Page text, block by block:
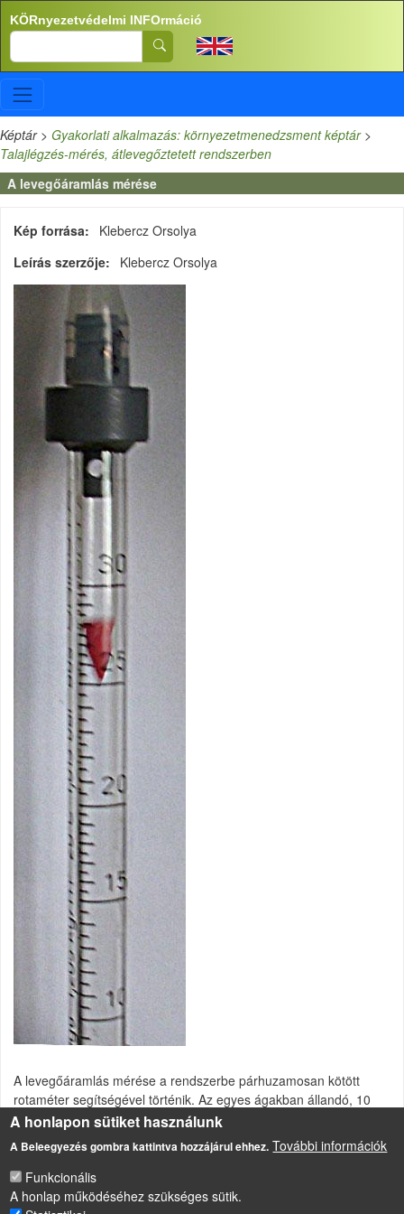
Ugrás a tartalomra
KÖRnyezetvédelmi INFOrmáció
Search
Képtár> Gyakorlati alkalmazás: környezetmenedzsment képtár>
Talajlégzés-mérés, átlevegőztetett rendszerben
A levegőáramlás mérése
Kép forrása
Klebercz Orsolya
Leírás szerzője
Klebercz Orsolya
A levegőáramlás mérése a rendszerbe párhuzamosan kötött
rotaméter segítségével történik. Az egyes ágakban állandó, 10
l/perc áramlási sebességet tartunk fenn.
Talajlégzés-mérés, átlevegőztetett rendszerben
A honlapon sütiket használunk
A Beleegyezés gombra kattintva hozzájárul ehhez. További információk
Funkcionális
A honlap működéséhez szükséges sütik.